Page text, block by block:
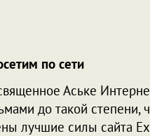
по сети
Аське
до такой степени,
лучшие силы сайта